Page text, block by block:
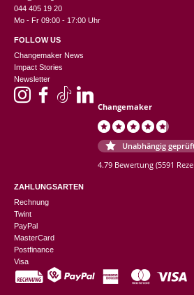
044 405 19 20
Mo - Fr 09:00 - 17:00 Uhr
FOLLOW US
Changemaker News
Impact Stories
Newsletter
Changemaker
Unabhängig
4.79 Bewertung (5591
ZAHLUNGSARTEN
Rechnung
Twint
PayPal
MasterCard
Postfinance
Visa